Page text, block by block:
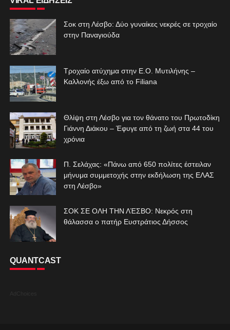
Σοκ στη Λέσβο: Δύο γυναίκες νεκρές σε τροχαίο
στην Παναγιούδα
Τροχαίο ατύχημα στην Ε.Ο. Μυτιλήνης –
Καλλονής έξω από το Filiana
Θλίψη στη Λέσβο για τον θάνατο του Πρωτοδίκη
Γιάννη Διάκου – Έφυγε από τη ζωή στα 44 του
χρόνια
Π. Σελάχας: «Πάνω από 650 πολίτες έστειλαν
μήνυμα συμμετοχής στην εκδήλωση της ΕΛΑΣ
στη Λέσβο»
ΣΟΚ ΣΕ ΟΛΗ ΤΗΝ ΛΈΣΒΟ: Νεκρός στη
θάλασσα ο πατήρ Ευστράτιος Δήσσος
QUANTCAST